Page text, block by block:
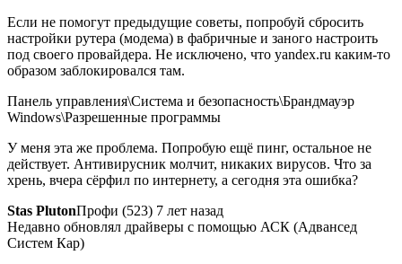
Если не помогут предыдущие советы, попробуй сбросить
настройки рутера (модема) в фабричные и заного настроить
под своего провайдера. Не исключено, что yandex.ru каким-то
образом заблокировался там.
Панель управления\Система и безопасность\Брандмауэр
Windows\Разрешенные программы
У меня эта же проблема. Попробую ещё пинг, остальное не
действует. Антивирусник молчит, никаких вирусов. Что за
хрень, вчера сёрфил по интернету, а сегодня эта ошибка?
Stas PlutonПрофи (523) 7 лет назад
Недавно обновлял драйверы с помощью АСК (Адвансед
Систем Кар)